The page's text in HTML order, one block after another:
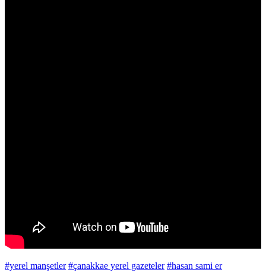
#yerel manşetler #çanakkae yerel gazeteler #hasan sami er